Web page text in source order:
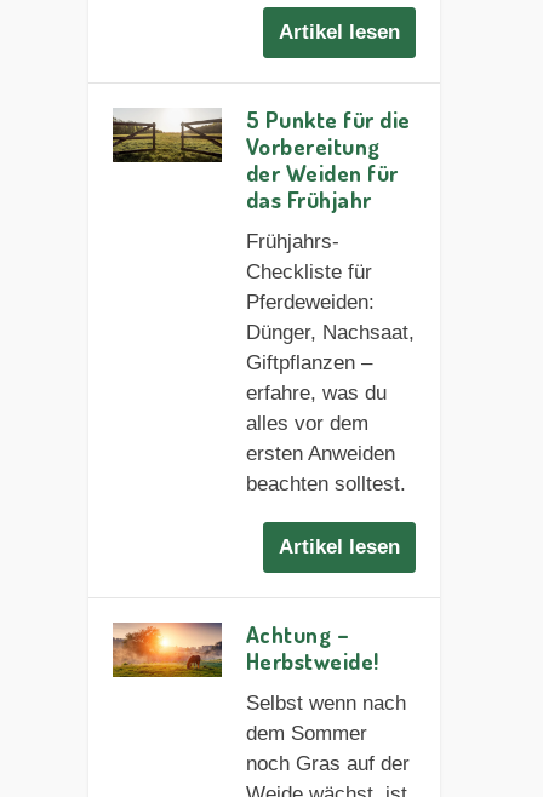
Artikel lesen
5 Punkte für die
Vorbereitung
der Weiden für
das Frühjahr
Frühjahrs-
Checkliste für
Pferdeweiden:
Dünger, Nachsaat,
Giftpflanzen –
erfahre, was du
alles vor dem
ersten Anweiden
beachten solltest.
Artikel lesen
Achtung –
Herbstweide!
Selbst wenn nach
dem Sommer
noch Gras auf der